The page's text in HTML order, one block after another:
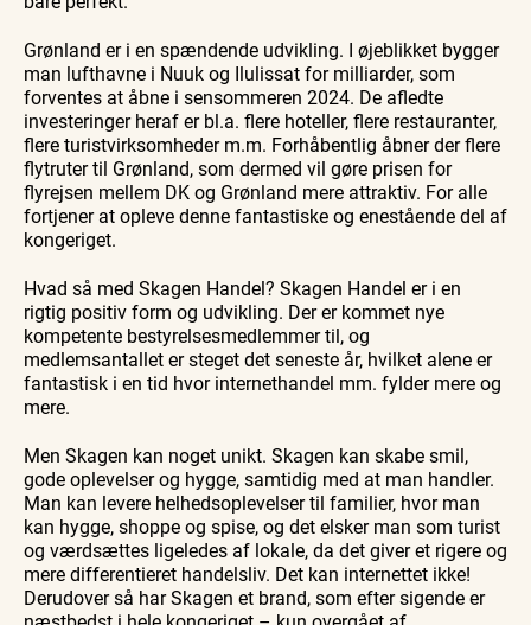
Grønland er i en spændende udvikling. I øjeblikket bygger
man lufthavne i Nuuk og Ilulissat for milliarder, som
forventes at åbne i sensommeren 2024. De afledte
investeringer heraf er bl.a. flere hoteller, flere restauranter,
flere turistvirksomheder m.m. Forhåbentlig åbner der flere
flytruter til Grønland, som dermed vil gøre prisen for
flyrejsen mellem DK og Grønland mere attraktiv. For alle
fortjener at opleve denne fantastiske og enestående del af
kongeriget.
Hvad så med Skagen Handel? Skagen Handel er i en
rigtig positiv form og udvikling. Der er kommet nye
kompetente bestyrelsesmedlemmer til, og
medlemsantallet er steget det seneste år, hvilket alene er
fantastisk i en tid hvor internethandel mm. fylder mere og
mere.
Men Skagen kan noget unikt. Skagen kan skabe smil,
gode oplevelser og hygge, samtidig med at man handler.
Man kan levere helhedsoplevelser til familier, hvor man
kan hygge, shoppe og spise, og det elsker man som turist
og værdsættes ligeledes af lokale, da det giver et rigere og
mere differentieret handelsliv. Det kan internettet ikke!
Derudover så har Skagen et brand, som efter sigende er